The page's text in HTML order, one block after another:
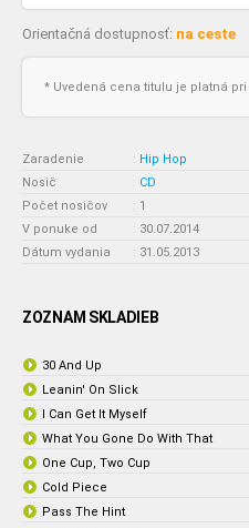
Orientačná dostupnosť: na ceste
* Uvedená cena titulu je platná pri
Zaradenie : Hip Hop
Nosič
: CD
Počet nosičov
: 1
V ponuke od
: 30.07.2014
Dátum vydania
: 31.05.2013
ZOZNAM SKLADIEB
30 And Up
Leanin' On Slick
I Can Get It Myself
What You Gone Do With That
One Cup, Two Cup
Cold Piece
Pass The Hint